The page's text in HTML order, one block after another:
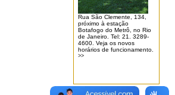
Rua São Clemente, 134,
próximo à estação
Botafogo do Metrô, no Rio
de Janeiro. Tel: 21. 3289-
4600. Veja os novos
horários de funcionamento.
>>